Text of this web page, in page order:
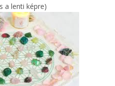
a lenti képre)